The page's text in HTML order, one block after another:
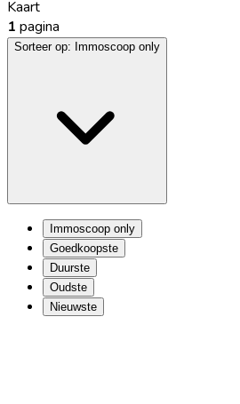
Kaart
1 pagina
Sorteer op: Immoscoop only
Immoscoop only
Goedkoopste
Duurste
Oudste
Nieuwste